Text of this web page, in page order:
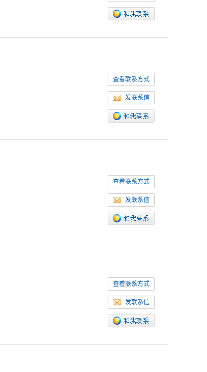
查看联系方式
发联系信
查看联系方式
发联系信
查看联系方式
发联系信